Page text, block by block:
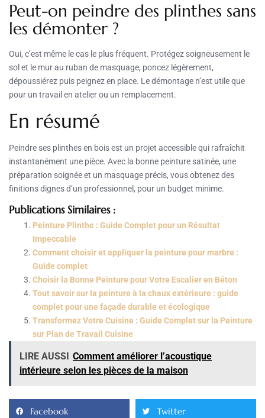
Peut-on peindre des plinthes sans
les démonter ?
Oui, c’est même le cas le plus fréquent. Protégez soigneusement le
sol et le mur au ruban de masquage, poncez légèrement,
dépoussiérez puis peignez en place. Le démontage n’est utile que
pour un travail en atelier ou un remplacement.
En résumé
Peindre ses plinthes en bois est un projet accessible qui rafraîchit
instantanément une pièce. Avec la bonne peinture satinée, une
préparation soignée et un masquage précis, vous obtenez des
finitions dignes d’un professionnel, pour un budget minime.
Publications Similaires :
Peinture Plinthe : Guide Complet pour un Résultat
Impeccable
Comment choisir et appliquer la peinture pour marbre :
Guide complet
Choisir la Bonne Peinture pour Votre Escalier en Béton
Tout savoir sur la peinture à la chaux extérieure : guide
complet pour une façade durable et écologique
Transformez Votre Cuisine : Guide Complet sur la Peinture
sur Plan de Travail Cuisine
LIRE AUSSI Comment améliorer l’acoustique
intérieure selon les pièces de la maison
Facebook Twitter